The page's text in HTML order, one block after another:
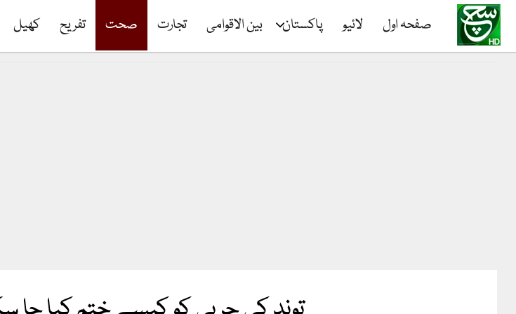
صفحہ اول لائیو پاکستان بین الاقوامی تجارت صحت تفریح کھیل